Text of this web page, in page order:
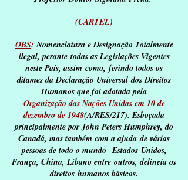
(CARTEL)
OBS: Nomenclatura e Designação Totalmente
ilegal, perante todas as Legislações Vigentes
neste País, assim como, ferindo todos os
ditames da Declaração Universaldos Direitos
Humanos que foi adotada pela
Organização das Nações Unidasem 10 de
dezembrode 1948(A/RES/217). Esboçada
principalmente porJohn PetersHumphrey, do
Canadá, mas também com a ajudade várias
pessoas de todo o mundoEstados Unidos,
França, China,Líbano entre outros, delineia os
direitos humanos básicos.